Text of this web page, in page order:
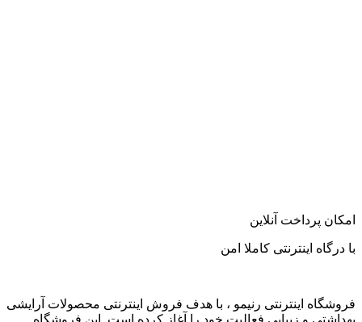
امکان پرداخت آنلاین
با درگاه اینترنتی کاملا امن
فروشگاه اینترنتی رنیمو ، با هدف فروش اینترنتی محصولات آرایشی
بهداشتی و زیبایی فعالیت خود را آغاز کرده است. این فروشگاه